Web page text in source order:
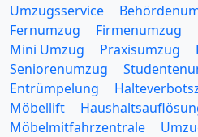
Umzugsservice
Fernumzug
Firmenumzug
Mini Umzug
Praxisumzug
Seniorenumzug
Entrümpelung
Möbellift
Möbelmitfahrzentrale